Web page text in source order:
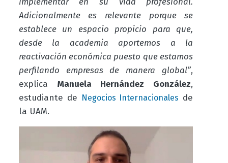
Adicionalmente es relevante porque se
establece un espacio propicio para que,
desde la academia aportemos a la
reactivación económica puesto que estamos
perfilando empresas de manera global”,
explica Manuela Hernández González,
estudiante de Negocios Internacionales de
la UAM.